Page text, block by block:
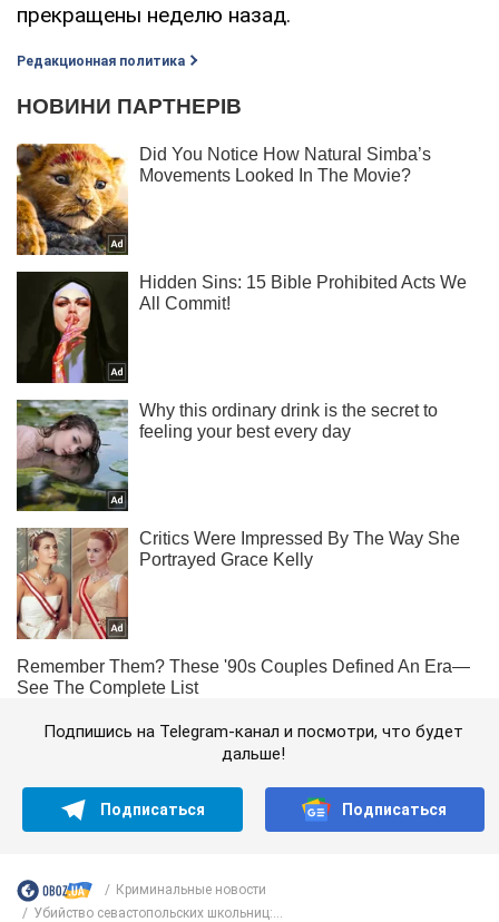
прекращены неделю назад.
Редакционная политика
Подпишись на Telegram-канал и посмотри, что будет
дальше!
Подписаться Подписаться
Криминальные новости
Убийство севастопольских школьниц:...